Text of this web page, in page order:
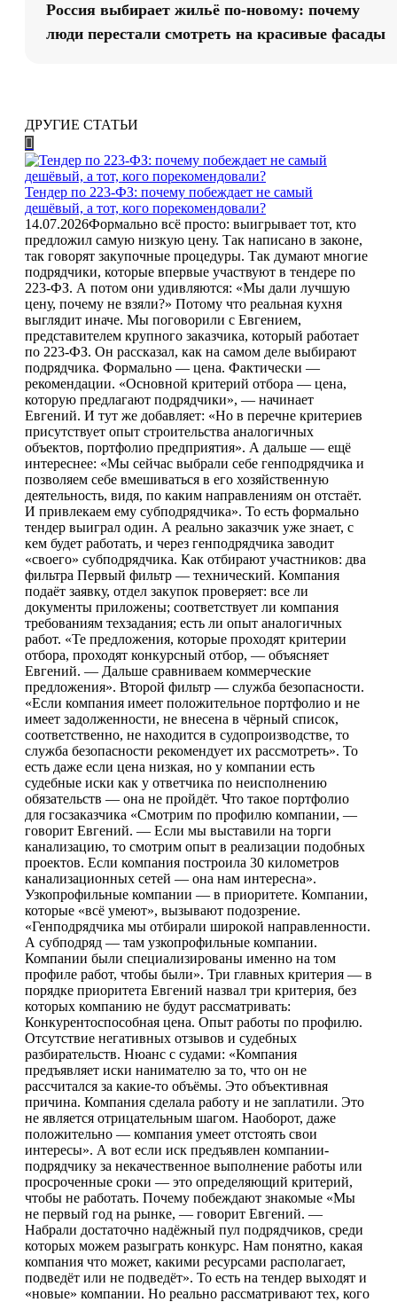
Россия выбирает жильё по-новому: почему
люди перестали смотреть на красивые фасады
ДРУГИЕ СТАТЬИ
Тендер по 223-ФЗ: почему побеждает не самый
дешёвый, а тот, кого порекомендовали?
14.07.2026Формально всё просто: выигрывает тот, кто
предложил самую низкую цену. Так написано в законе,
так говорят закупочные процедуры. Так думают многие
подрядчики, которые впервые участвуют в тендере по
223-ФЗ. А потом они удивляются: «Мы дали лучшую
цену, почему не взяли?» Потому что реальная кухня
выглядит иначе. Мы поговорили с Евгением,
представителем крупного заказчика, который работает
по 223-ФЗ. Он рассказал, как на самом деле выбирают
подрядчика. Формально — цена. Фактически —
рекомендации. «Основной критерий отбора — цена,
которую предлагают подрядчики», — начинает
Евгений. И тут же добавляет: «Но в перечне критериев
присутствует опыт строительства аналогичных
объектов, портфолио предприятия». А дальше — ещё
интереснее: «Мы сейчас выбрали себе генподрядчика и
позволяем себе вмешиваться в его хозяйственную
деятельность, видя, по каким направлениям он отстаёт.
И привлекаем ему субподрядчика». То есть формально
тендер выиграл один. А реально заказчик уже знает, с
кем будет работать, и через генподрядчика заводит
«своего» субподрядчика. Как отбирают участников: два
фильтра Первый фильтр — технический. Компания
подаёт заявку, отдел закупок проверяет: все ли
документы приложены; соответствует ли компания
требованиям техзадания; есть ли опыт аналогичных
работ. «Те предложения, которые проходят критерии
отбора, проходят конкурсный отбор, — объясняет
Евгений. — Дальше сравниваем коммерческие
предложения». Второй фильтр — служба безопасности.
«Если компания имеет положительное портфолио и не
имеет задолженности, не внесена в чёрный список,
соответственно, не находится в судопроизводстве, то
служба безопасности рекомендует их рассмотреть». То
есть даже если цена низкая, но у компании есть
судебные иски как у ответчика по неисполнению
обязательств — она не пройдёт. Что такое портфолио
для госзаказчика «Смотрим по профилю компании, —
говорит Евгений. — Если мы выставили на торги
канализацию, то смотрим опыт в реализации подобных
проектов. Если компания построила 30 километров
канализационных сетей — она нам интересна».
Узкопрофильные компании — в приоритете. Компании,
которые «всё умеют», вызывают подозрение.
«Генподрядчика мы отбирали широкой направленности.
А субподряд — там узкопрофильные компании.
Компании были специализированы именно на том
профиле работ, чтобы были». Три главных критерия — в
порядке приоритета Евгений назвал три критерия, без
которых компанию не будут рассматривать:
Конкурентоспособная цена. Опыт работы по профилю.
Отсутствие негативных отзывов и судебных
разбирательств. Нюанс с судами: «Компания
предъявляет иски нанимателю за то, что он не
рассчитался за какие-то объёмы. Это объективная
причина. Компания сделала работу и не заплатили. Это
не является отрицательным шагом. Наоборот, даже
положительно — компания умеет отстоять свои
интересы». А вот если иск предъявлен компании-
подрядчику за некачественное выполнение работы или
просроченные сроки — это определяющий критерий,
чтобы не работать. Почему побеждают знакомые «Мы
не первый год на рынке, — говорит Евгений. —
Набрали достаточно надёжный пул подрядчиков, среди
которых можем разыграть конкурс. Нам понятно, какая
компания что может, какими ресурсами располагает,
подведёт или не подведёт». То есть на тендер выходят и
«новые» компании. Но реально рассматривают тех, кого